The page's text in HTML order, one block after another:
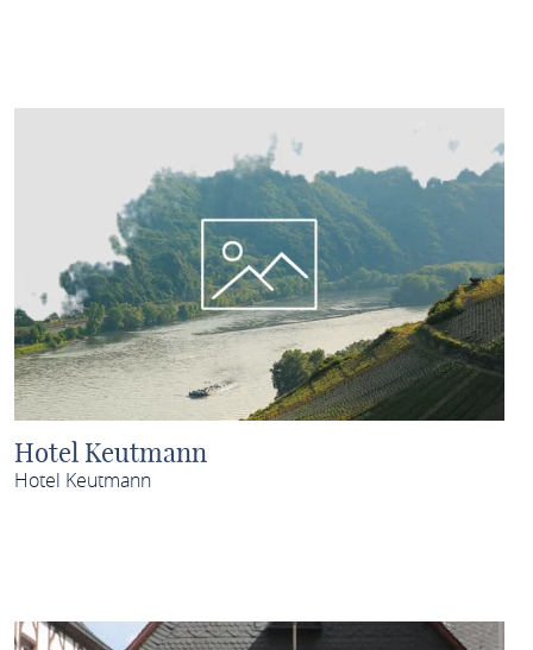
Hotel Keutmann
Hotel Keutmann